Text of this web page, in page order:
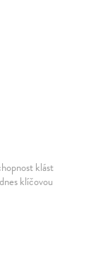
klást
klíčovou